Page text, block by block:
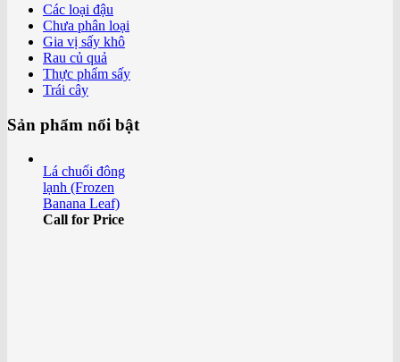
Các loại đậu
Chưa phân loại
Gia vị sấy khô
Rau củ quả
Thực phẩm sấy
Trái cây
Sản phẩm nổi bật
Lá chuối đông
lạnh (Frozen
Banana Leaf)
Call for Price